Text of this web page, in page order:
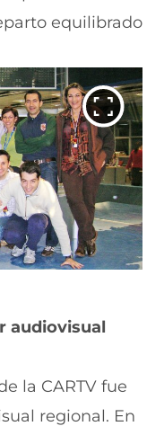
equilibrado
audiovisual
la CARTV fue
regional. En